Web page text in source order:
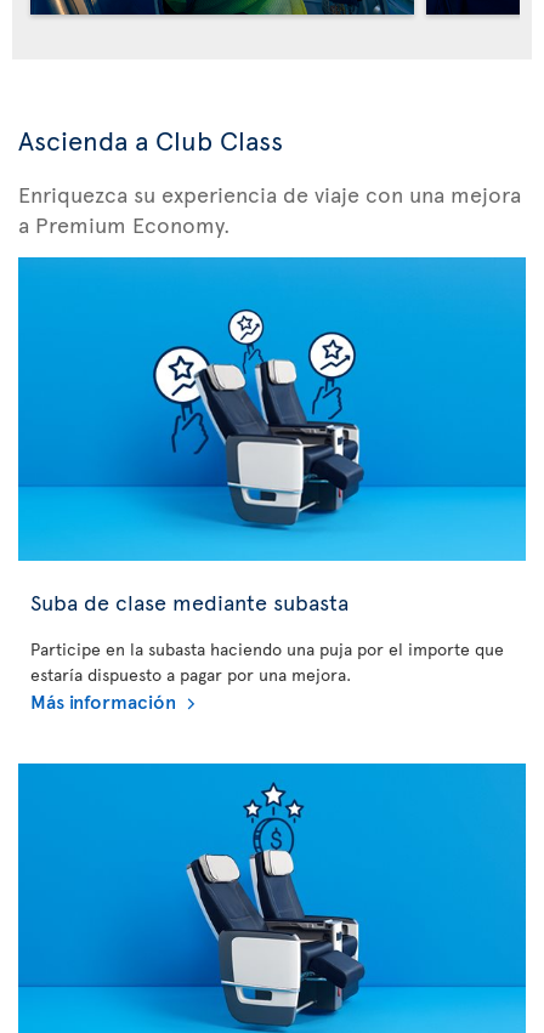
Ascienda a Club Class
Enriquezca su experiencia de viaje con una mejora
a Premium Economy.
Suba de clase mediante subasta
Participe en la subasta haciendo una puja por el importe que
estaría dispuesto a pagar por una mejora.
Más información